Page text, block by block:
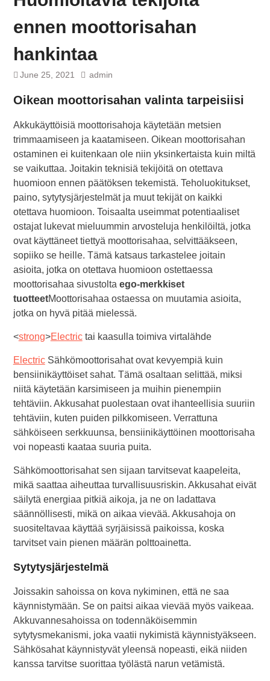
ennen moottorisahan
hankintaa
June 25, 2021 admin
Oikean moottorisahan valinta tarpeisiisi
Akkukäyttöisiä moottorisahoja käytetään metsien
trimmaamiseen ja kaatamiseen. Oikean moottorisahan
ostaminen ei kuitenkaan ole niin yksinkertaista kuin miltä
se vaikuttaa. Joitakin teknisiä tekijöitä on otettava
huomioon ennen päätöksen tekemistä. Teholuokitukset,
paino, sytytysjärjestelmät ja muut tekijät on kaikki
otettava huomioon. Toisaalta useimmat potentiaaliset
ostajat lukevat mieluummin arvosteluja henkilöiltä, jotka
ovat käyttäneet tiettyä moottorisahaa, selvittääkseen,
sopiiko se heille. Tämä katsaus tarkastelee joitain
asioita, jotka on otettava huomioon ostettaessa
moottorisahaa sivustolta ego-merkkiset
tuotteetMoottorisahaa ostaessa on muutamia asioita,
jotka on hyvä pitää mielessä.
<strong>Electrictai kaasulla toimiva virtalähde
ElectricSähkömoottorisahat ovat kevyempiä kuin
bensiinikäyttöiset sahat. Tämä osaltaan selittää, miksi
niitä käytetään karsimiseen ja muihin pienempiin
tehtäviin. Akkusahat puolestaan ovat ihanteellisia suuriin
tehtäviin, kuten puiden pilkkomiseen. Verrattuna
sähköiseen serkkuunsa, bensiinikäyttöinen moottorisaha
voi nopeasti kaataa suuria puita.
Sähkömoottorisahat sen sijaan tarvitsevat kaapeleita,
mikä saattaa aiheuttaa turvallisuusriskin. Akkusahat eivät
säilytä energiaa pitkiä aikoja, ja ne on ladattava
säännöllisesti, mikä on aikaa vievää. Akkusahoja on
suositeltavaa käyttää syrjäisissä paikoissa, koska
tarvitset vain pienen määrän polttoainetta.
Sytytysjärjestelmä
Joissakin sahoissa on kova nykiminen, että ne saa
käynnistymään. Se on paitsi aikaa vievää myös vaikeaa.
Akkuvannesahoissa on todennäköisemmin
sytytysmekanismi, joka vaatii nykimistä käynnistyäkseen.
Sähkösahat käynnistyvät yleensä nopeasti, eikä niiden
kanssa tarvitse suorittaa työlästä narun vetämistä.